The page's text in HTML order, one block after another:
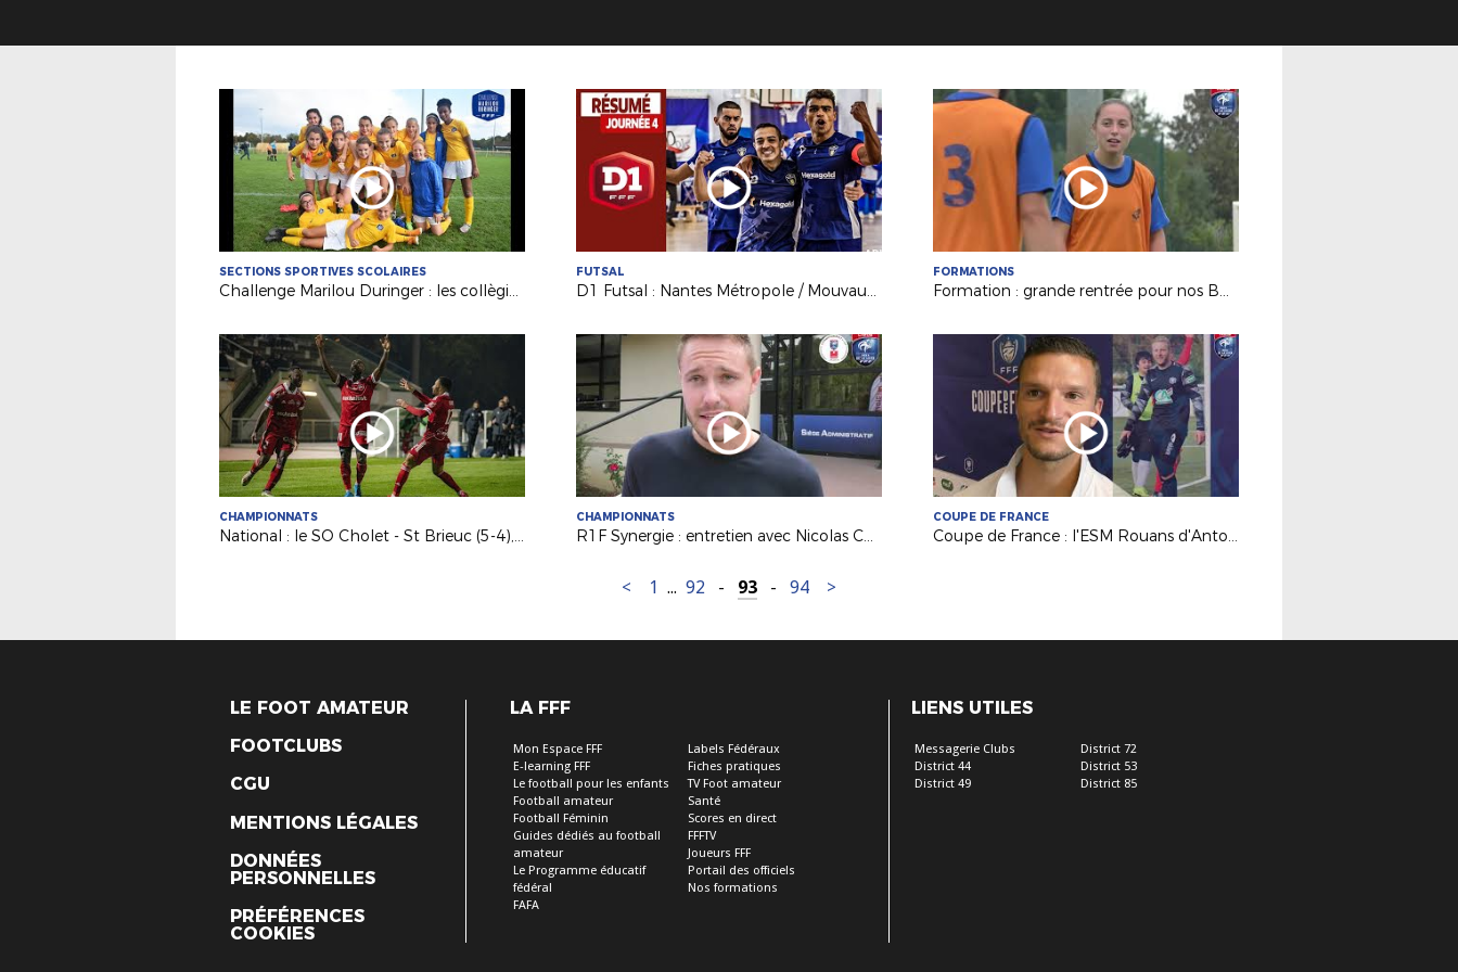
SECTIONS SPORTIVES SCOLAIRES
Challenge Marilou Duringer : les collègiennes de Nantes La Colinière qualifiées !
FUTSAL
D1 Futsal : Nantes Métropole / Mouvaux Lile (1-6)
FORMATIONS
Formation : grande rentrée pour nos BMF Apprentissage
CHAMPIONNATS
National : le SO Cholet - St Brieuc (5-4), le résumé
CHAMPIONNATS
R1F Synergie : entretien avec Nicolas Chabot (coach FC Nantes B Féminines)
COUPE DE FRANCE
Coupe de France : l'ESM Rouans d'Antoine Olivier au 5e tour !
< 1 ... 92 - 93 - 94 >
LE FOOT AMATEUR
FOOTCLUBS
CGU
MENTIONS LÉGALES
DONNÉES
PERSONNELLES
PRÉFÉRENCES
COOKIES
LA FFF
Mon Espace FFF
E-learning FFF
Le football pour les enfants
Football amateur
Football Féminin
Guides dédiés au football
amateur
Le Programme éducatif
fédéral
FAFA
Labels Fédéraux
Fiches pratiques
TV Foot amateur
Santé
Scores en direct
FFFTV
Joueurs FFF
Portail des officiels
Nos formations
LIENS UTILES
Messagerie Clubs
District 44
District 49
District 72
District 53
District 85